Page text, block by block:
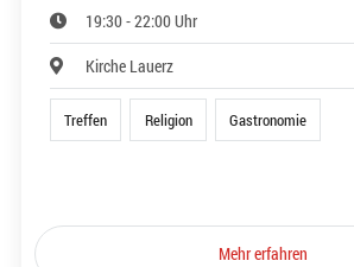
19:30 - 22:00 Uhr
Kirche Lauerz
Treffen Religion Gastronomie
Mehr erfahren